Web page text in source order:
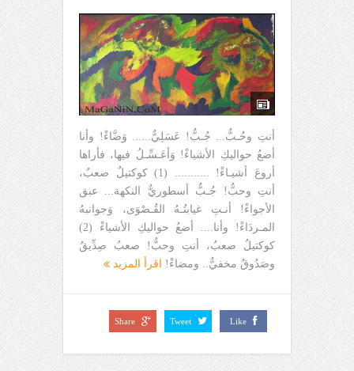
أنتِ وحُـبٌّ... جُـبٌّ! عَسَلِيٌّ...... وَضَّاءْ! وأنا
أضعُ حواليكِ الأشياءْ! وَأعَـسِّـلُ فيها، فأراها
أروعَ أشيـاءْ! ........... (1) كوكتيلٌ صعبٌ،
أنتِ وحبٌّ! جُـبٌّ أسطوريٌّ النكهة... عبق
الأجواءْ! أنـتِ غيابتُـهُ القُـصْوَى، وَجوانبهُ
المـردَاءْ! وأنا.... أضعُ حواليكِ الأشياءْ (2)
كوكتيلٌ صعبٌ، أنتِ وحبٌّ! صعبٌ صِدِّيقٌ
وصَدُوقٌ مخفيٌّ.. ومضاءْ!
اقرأ المزيد
Like
Tweet
Share